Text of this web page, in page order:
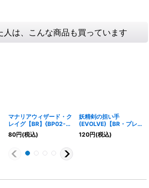
人は、こんな商品も買っています
マナリアウィザード・ク
レイグ【BR】{BP02-
046}《ウィッチ》
80円(税込)
妖精剣の担い手
(EVOLVE)【BR・プレミ
アム】{BP20-P08}《エ
ルフ》
120円(税込)